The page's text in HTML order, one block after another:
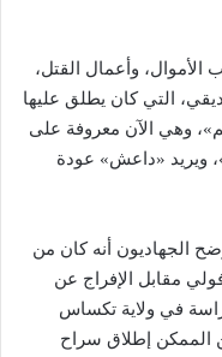
وأعمال القتل،
التي كان يطلق عليها
وهي الآن معروفة على
ويريد «داعش» عودة
الجهاديون أنه كان من
مقابل الإفراج عن
في ولاية تكساس
كان من الممكن إطلاق سراح